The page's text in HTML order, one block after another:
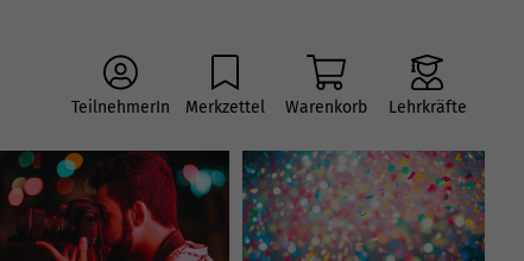
TeilnehmerIn Merkzettel Warenkorb Lehrkräfte